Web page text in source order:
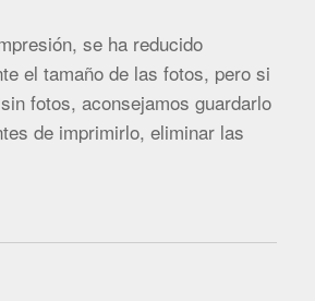
se ha reducido
el tamaño de las fotos, pero si
fotos, aconsejamos guardarlo
de imprimirlo, eliminar las